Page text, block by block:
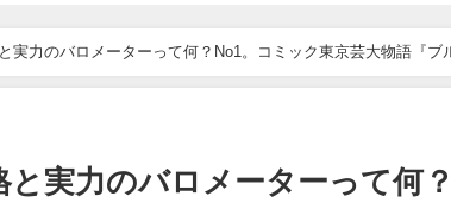
実力のバロメーターって何？No1。コミック東京芸大物語『ブ
実力のバロメーターって何